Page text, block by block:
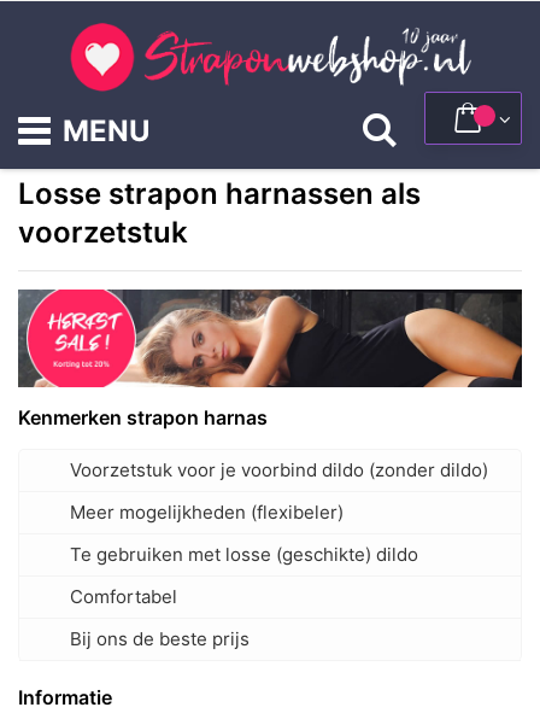
Losse strapon harnassen als
voorzetstuk
Kenmerken strapon harnas
Voorzetstuk voor je voorbind dildo (zonder dildo)
Meer mogelijkheden (flexibeler)
Te gebruiken met losse (geschikte) dildo
Comfortabel
Bij ons de beste prijs
Informatie